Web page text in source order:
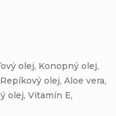
olej, Konopný olej,
olej, Aloe vera,
olej, Vitamín E,